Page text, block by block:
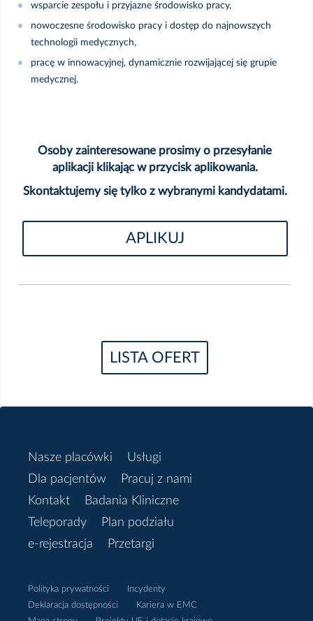
wsparcie zespołu i przyjazne środowisko pracy,
nowoczesne środowisko pracy i dostęp do najnowszych
technologii medycznych,
pracę w innowacyjnej, dynamicznie rozwijającej się grupie
medycznej.
Osoby zainteresowane prosimy o przesyłanie
aplikacji klikając w przycisk aplikowania.
Skontaktujemy się tylko z wybranymi kandydatami.
APLIKUJ
LISTA OFERT
Nasze placówki
Usługi
Dla pacjentów
Pracuj z nami
Kontakt
Badania Kliniczne
Teleporady
Plan podziału
e-rejestracja
Przetargi
Polityka prywatności
Incydenty
Deklaracja dostępności
Kariera w EMC